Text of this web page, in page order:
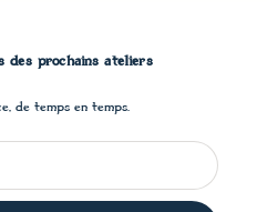
des prochains ateliers
de temps en temps.